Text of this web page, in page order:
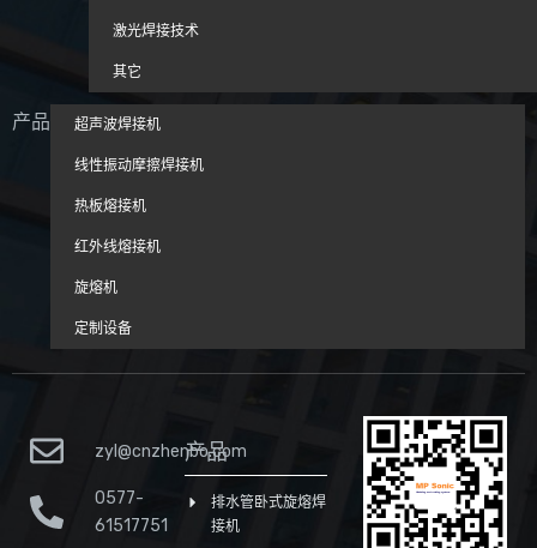
激光焊接技术
其它
产品 超声波焊接机
线性振动摩擦焊接机
热板熔接机
红外线熔接机
旋熔机
定制设备
zyl@cnzhenbo.com
0577-
61517751
产品
排水管卧式旋熔焊
接机